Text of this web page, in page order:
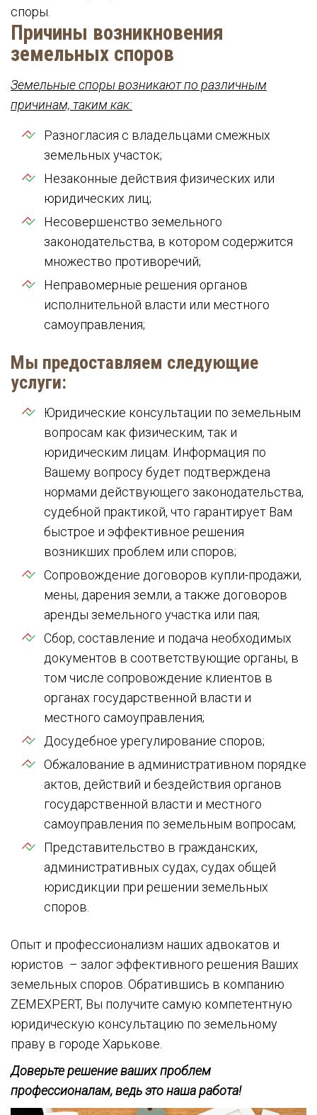
споры.
Причины возникновения
земельных споров
Земельные споры возникают по различным
причинам, таким как:
Разногласия с владельцами смежных
земельных участок;
Незаконные действия физических или
юридических лиц;
Несовершенство земельного
законодательства, в котором содержится
множество противоречий;
Неправомерные решения органов
исполнительной власти или местного
самоуправления;
Мы предоставляем следующие
услуги:
Юридические консультации по земельным
вопросам как физическим, так и
юридическим лицам. Информация по
Вашему вопросу будет подтверждена
нормами действующего законодательства,
судебной практикой, что гарантирует Вам
быстрое и эффективное решения
возникших проблем или споров;
Сопровождение договоров купли-продажи,
мены, дарения земли, а также договоров
аренды земельного участка или пая;
Сбор, составление и подача необходимых
документов в соответствующие органы, в
том числе сопровождение клиентов в
органах государственной власти и
местного самоуправления;
Досудебное урегулирование споров;
Обжалование в административном порядке
актов, действий и бездействия органов
государственной власти и местного
самоуправления по земельным вопросам;
Представительство в гражданских,
административных судах, судах общей
юрисдикции при решении земельных
споров.
Опыт и профессионализм наших адвокатов и
юристов – залог эффективного решения Ваших
земельных споров. Обратившись в компанию
ZEMEXPERT, Вы получите самую компетентную
юридическую консультацию по земельному
праву в городе Харькове.
Доверьте решение ваших проблем
профессионалам, ведь это наша работа!